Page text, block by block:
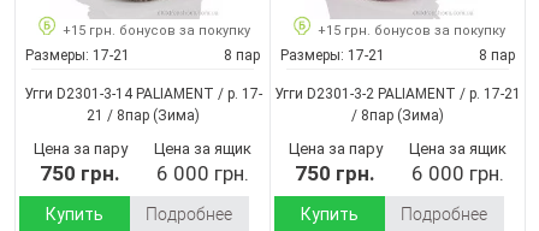
+15 грн. бонусов за покупку
Размеры: 17-21 8 пар
Угги D2301-3-14 PALIAMENT / p. 17-
21 / 8пар(Зима)
Цена за пару
750 грн.
Цена за ящик
6 000 грн.
Купить Подробнее
+15 грн. бонусов за покупку
Размеры: 17-21 8 пар
Угги D2301-3-2 PALIAMENT / p. 17-21
/ 8пар (Зима)
Цена за пару
750 грн.
Цена за ящик
6 000 грн.
Купить Подробнее